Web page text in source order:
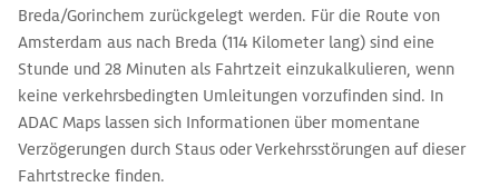
Breda/Gorinchem zurückgelegt werden. Für die Route von
Amsterdam aus nach Breda (114 Kilometer lang) sind eine
Stunde und 28 Minuten als Fahrtzeit einzukalkulieren, wenn
keine verkehrsbedingten Umleitungen vorzufinden sind. In
ADAC Maps lassen sich Informationen über momentane
Verzögerungen durch Staus oder Verkehrsstörungen auf dieser
Fahrtstrecke finden.